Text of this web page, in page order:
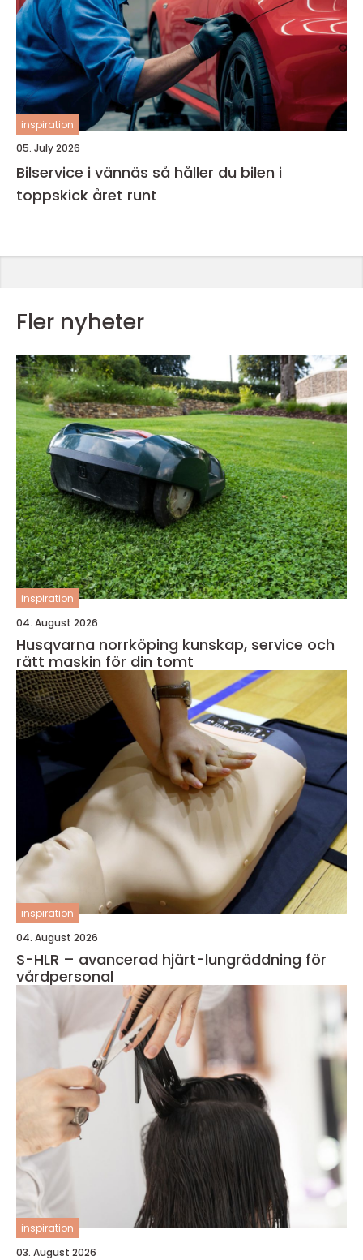
inspiration
05. July 2026
Bilservice i vännäs så håller du bilen i
toppskick året runt
Fler nyheter
inspiration
04. August 2026
Husqvarna norrköping kunskap, service och
rätt maskin för din tomt
inspiration
04. August 2026
S-HLR – avancerad hjärt-lungräddning för
vårdpersonal
inspiration
03. August 2026